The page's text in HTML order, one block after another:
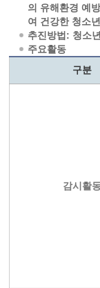
의 유해환경 예
여 건강한 청소
추진방법: 청소
주요활동
구분
감시활